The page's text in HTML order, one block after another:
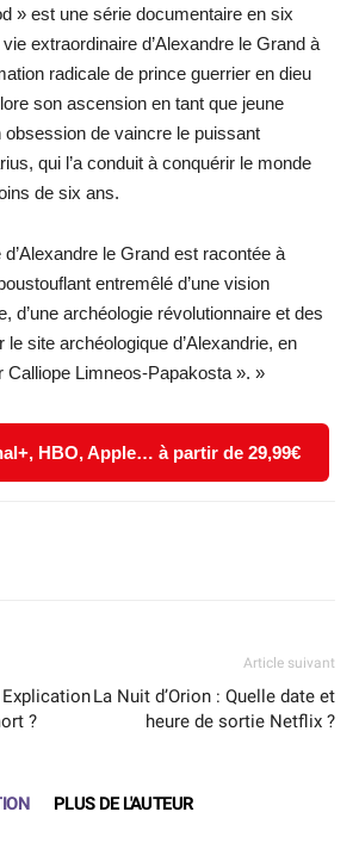
» est une série documentaire en six
extraordinaire d’Alexandre le Grand à
radicale de prince guerrier en dieu
son ascension en tant que jeune
obsession de vaincre le puissant
qui l’a conduit à conquérir le monde
de six ans.
d’Alexandre le Grand est racontée à
entremêlé d’une vision
d’une archéologie révolutionnaire et des
site archéologique d’Alexandrie, en
Calliope Limneos-Papakosta ». »
HBO, Apple… à partir de 29,99€
?
Article suivant
La Nuit d’Orion : Quelle date et
heure de sortie Netflix ?
PLUS DE L'AUTEUR